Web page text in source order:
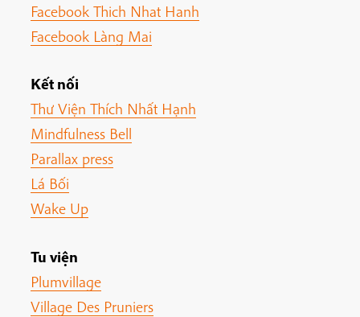
Facebook Thich Nhat Hanh
Facebook Làng Mai
Kết nối
Thư Viện Thích Nhất Hạnh
Mindfulness Bell
Parallax press
Lá Bối
Wake Up
Tu viện
Plumvillage
Village Des Pruniers